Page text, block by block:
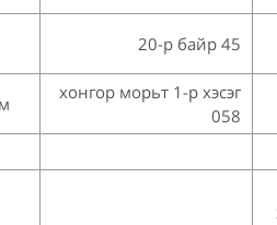
20-р байр 45
хонгор морьт 1-р хэсэг
058